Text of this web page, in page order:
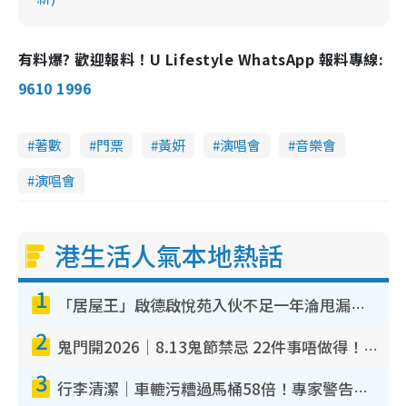
有料爆? 歡迎報料！U Lifestyle WhatsApp 報料專線:
9610 1996
著數 門票 黃妍 演唱會
音樂會
演唱會
港生活人氣本地熱話
1 「居屋王」啟德啟悅苑入伙不足一年淪甩漏之王！插頭噴火花致大停電 多戶業主全屋家電報銷
2 鬼門開2026｜8.13鬼節禁忌 22件事唔做得！燒肉、刺身要少食？半夜勿吹口哨/打呢個電話
3 行李清潔｜車轆污糟過馬桶58倍！專家警告忌用酒精抹 教1招免污手除菌